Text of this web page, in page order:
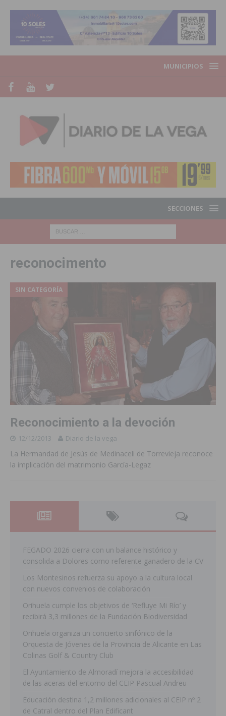
MUNICIPIOS
SECCIONES
reconocimento
SIN CATEGORÍA
Reconocimiento a la devoción
12/12/2013 Diario de la vega
La Hermandad de Jesús de Medinaceli de Torrevieja reconoce
la implicación del matrimonio García-Legaz
FEGADO 2026 cierra con un balance histórico y
consolida a Dolores como referente ganadero de la CV
Los Montesinos refuerza su apoyo a la cultura local
con nuevos convenios de colaboración
Orihuela cumple los objetivos de ‘Refluye Mi Río’ y
recibirá 3,3 millones de la Fundación Biodiversidad
Orihuela organiza un concierto sinfónico de la
Orquesta de Jóvenes de la Provincia de Alicante en Las
Colinas Golf & Country Club
El Ayuntamiento de Almoradí mejora la accesibilidad
de las aceras del entorno del CEIP Pascual Andreu
Educación destina 1,2 millones adicionales al CEIP nº 2
de Catral dentro del Plan Edificant